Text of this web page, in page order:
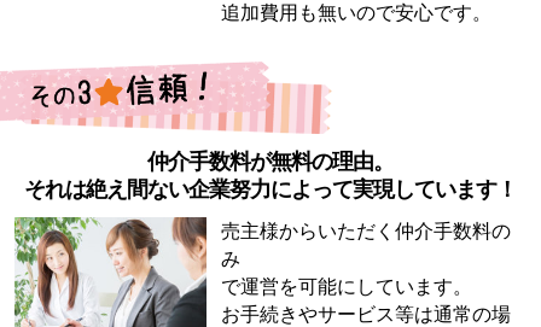
追加費用も無いので安心です。
仲介手数料が無料の理由。
それは絶え間ない企業努力によって実現しています！
売主様からいただく仲介手数料の
み
で運営を可能にしています。
お手続きやサービス等は通常の場